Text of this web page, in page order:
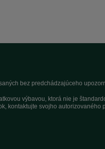
bez predchádzajúceho
výbavou, ktorá nie je
kontaktujte svojho autorizovaného